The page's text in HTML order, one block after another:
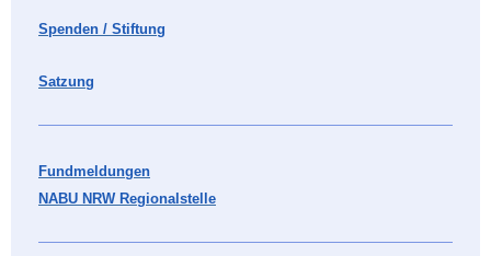
Spenden / Stiftung
Satzung
Fundmeldungen
NABU NRW Regionalstelle